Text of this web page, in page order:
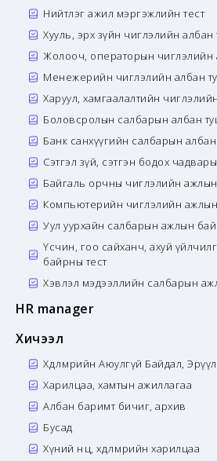
Нийтлэг ажил мэргэжлийн тест
Хууль, эрх зүйн чиглэлийн албан
Жолооч, операторын чиглэлийн
Менежерийн чиглэлийн албан
Харуул, хамгаалалтийн
Боловсролын салбарын албан
Банк санхүүгийн салбарын
Сэтгэл зүй, сэтгэн бодох
Байгаль орчны чиглэлийн
Компьютерийн чиглэлийн
Уул уурхайн салбарын ажлын
Үсчин, гоо сайханч, ахуй
байрны тест
Хэвлэл мэдээллийн салбарын
HR manager
Хичээл
Хөдөлмөрийн Аюулгүй Байдал,
Харилцаа, хамтын ажиллагаа
Албан баримт бичиг, архив
Бусад
Хүний нөөц, хөдөлмөрийн харилцаа